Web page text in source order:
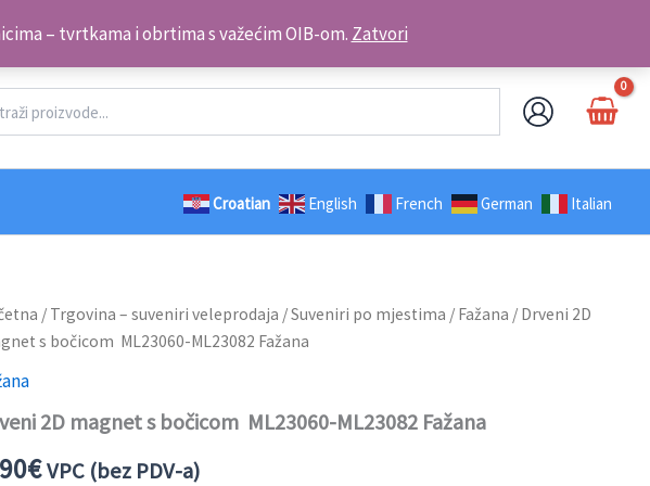
– tvrtkama i obrtima s važećim OIB-om. ZatvoriKontakt telefon: +385 98 179 3891
Croatian English French German Italian
/ Trgovina – suveniri veleprodaja /Suveniri po mjestima / Fažana / Drveni 2D
s bočicom ML23060-ML23082 Fažana
2D magnet s bočicom ML23060-ML23082 Fažana
€VPC (bez PDV-a)